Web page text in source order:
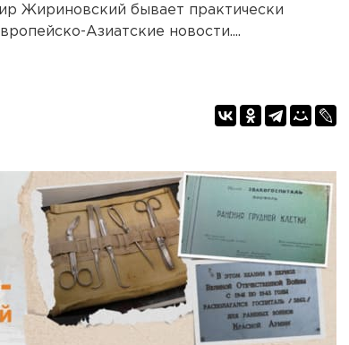
Жириновский бывает практически
Азиатские новости....